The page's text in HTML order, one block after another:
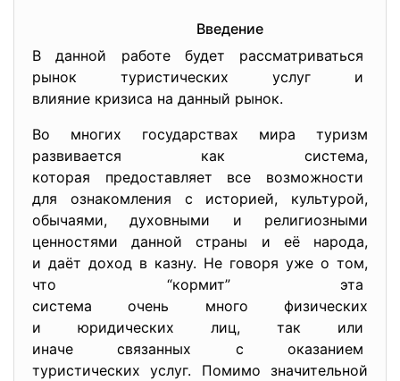
Введение
В данной работе будет рассматриваться
рынок туристических услуг и
влияние кризиса на данный рынок.
Во многих государствах мира туризм
развивается как система,
которая предоставляет все возможности
для ознакомления с историей, культурой,
обычаями, духовными и религиозными
ценностями данной страны и её народа,
и даёт доход в казну. Не говоря уже о том,
что “кормит” эта
система очень много физических
и юридических лиц, так или
иначе связанных с оказанием
туристических услуг. Помимо значительной